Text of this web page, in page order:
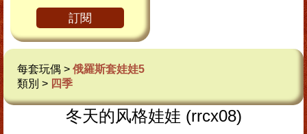
訂閱
每套玩偶 > 俄羅斯套娃娃5
類別 > 四季
冬天的风格娃娃 (rrcx08)